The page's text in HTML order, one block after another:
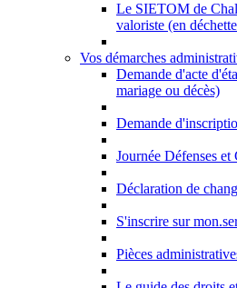
Le SIETOM de
valoriste (en
Vos démarches
Demande d'acte
mariage ou décès)
Demande
Journée Défenses et
Déclaration de
S'inscrire sur
Pièces